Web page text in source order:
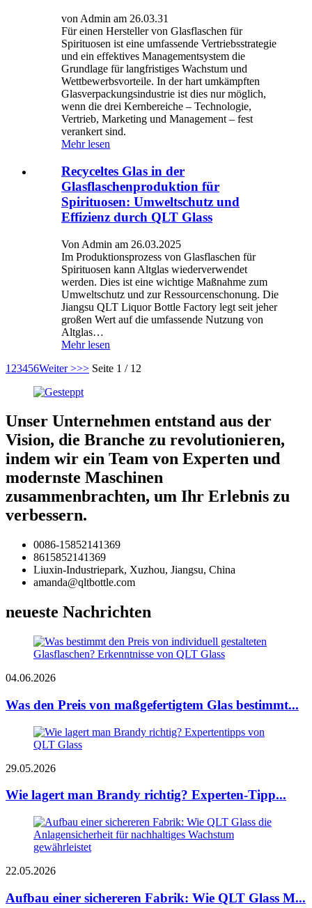
von Admin am 26.03.31
Für einen Hersteller von Glasflaschen für
Spirituosen ist eine umfassende Vertriebsstrategie
und ein effektives Managementsystem die
Grundlage für langfristiges Wachstum und
Wettbewerbsvorteile. In der hart umkämpften
Glasverpackungsindustrie ist dies nur möglich,
wenn die drei Kernbereiche – Technologie,
Vertrieb, Marketing und Management – ​​fest
verankert sind.
Mehr lesen
Recyceltes Glas in der
Glasflaschenproduktion für
Spirituosen: Umweltschutz und
Effizienz durch QLT Glass
Von Admin am 26.03.2025
Im Produktionsprozess von Glasflaschen für
Spirituosen kann Altglas wiederverwendet
werden. Dies ist eine wichtige Maßnahme zum
Umweltschutz und zur Ressourcenschonung. Die
Jiangsu QLT Liquor Bottle Factory legt seit jeher
großen Wert auf die umfassende Nutzung von
Altglas…
Mehr lesen
1 23456Weiter >>> Seite 1 / 12
Unser Unternehmen entstand aus der
Vision, die Branche zu revolutionieren,
indem wir ein Team von Experten und
modernste Maschinen
zusammenbrachten, um Ihr Erlebnis zu
verbessern.
0086-15852141369
8615852141369
Liuxin-Industriepark, Xuzhou, Jiangsu, China
amanda@qltbottle.com
neueste Nachrichten
04.06.2026
Was den Preis von maßgefertigtem Glas bestimmt...
29.05.2026
Wie lagert man Brandy richtig? Experten-Tipp...
22.05.2026
Aufbau einer sichereren Fabrik: Wie QLT Glass M...